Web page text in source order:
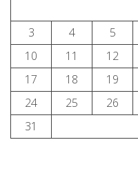
3
4 5
10
11 12
17
18 19
24
25 26
31